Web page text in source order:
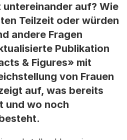
auf? Wie
Teilzeit oder würden
andere Fragen
Publikation
& Figures» mit
von Frauen
auf, was bereits
und wo noch